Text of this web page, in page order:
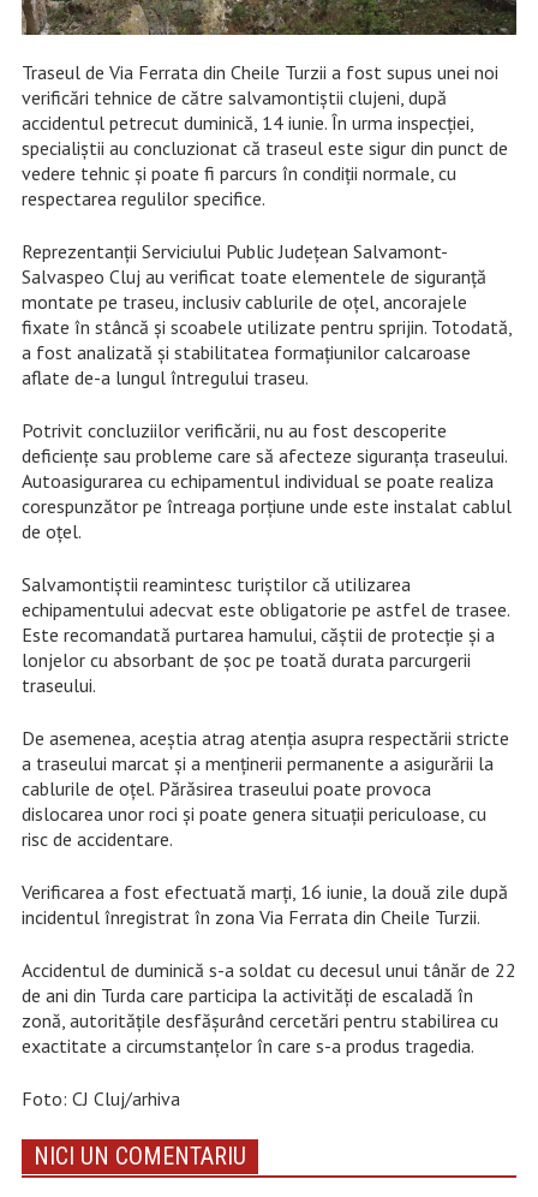
Traseul de Via Ferrata din Cheile Turzii a fost supus unei noi
verificări tehnice de către salvamontiștii clujeni, după
accidentul petrecut duminică, 14 iunie. În urma inspecției,
specialiștii au concluzionat că traseul este sigur din punct de
vedere tehnic și poate fi parcurs în condiții normale, cu
respectarea regulilor specifice.
Reprezentanții Serviciului Public Județean Salvamont-
Salvaspeo Cluj au verificat toate elementele de siguranță
montate pe traseu, inclusiv cablurile de oțel, ancorajele
fixate în stâncă și scoabele utilizate pentru sprijin. Totodată,
a fost analizată și stabilitatea formațiunilor calcaroase
aflate de-a lungul întregului traseu.
Potrivit concluziilor verificării, nu au fost descoperite
deficiențe sau probleme care să afecteze siguranța traseului.
Autoasigurarea cu echipamentul individual se poate realiza
corespunzător pe întreaga porțiune unde este instalat cablul
de oțel.
Salvamontiștii reamintesc turiștilor că utilizarea
echipamentului adecvat este obligatorie pe astfel de trasee.
Este recomandată purtarea hamului, căștii de protecție și a
lonjelor cu absorbant de șoc pe toată durata parcurgerii
traseului.
De asemenea, aceștia atrag atenția asupra respectării stricte
a traseului marcat și a menținerii permanente a asigurării la
cablurile de oțel. Părăsirea traseului poate provoca
dislocarea unor roci și poate genera situații periculoase, cu
risc de accidentare.
Verificarea a fost efectuată marți, 16 iunie, la două zile după
incidentul înregistrat în zona Via Ferrata din Cheile Turzii.
Accidentul de duminică s-a soldat cu decesul unui tânăr de 22
de ani din Turda care participa la activități de escaladă în
zonă, autoritățile desfășurând cercetări pentru stabilirea cu
exactitate a circumstanțelor în care s-a produs tragedia.
Foto: CJ Cluj/arhiva
NICI UN COMENTARIU